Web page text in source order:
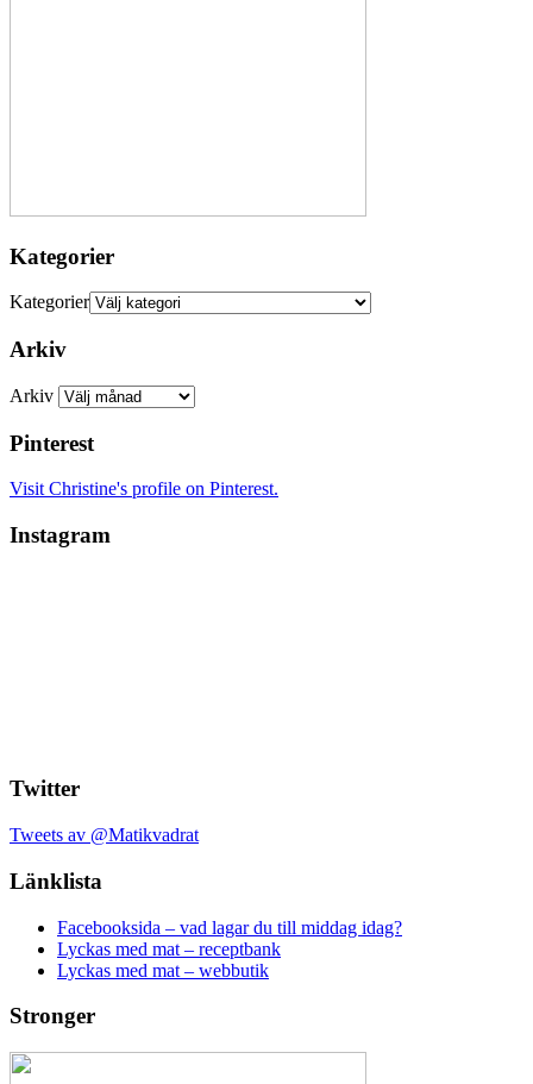
Kategorier
Kategorier
Arkiv
Arkiv
Pinterest
Visit Christine's profile on Pinterest.
Instagram
Twitter
Tweets av @Matikvadrat
Länklista
Facebooksida – vad lagar du till middag idag?
Lyckas med mat – receptbank
Lyckas med mat – webbutik
Stronger